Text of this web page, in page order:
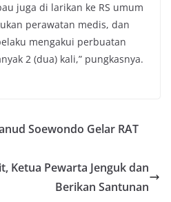
juga di larikan ke RS umum
perawatan medis, dan
mengakui perbuatan
2 (dua) kali,” pungkasnya.
Soewondo Gelar RAT
Ketua Pewarta Jenguk dan
Berikan Santunan